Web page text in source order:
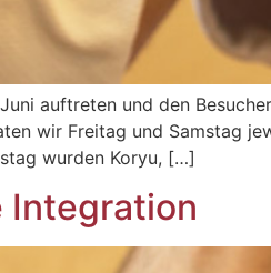
auftreten und den
wir Freitag und Samstag
wurden Koryu, […]
Integration